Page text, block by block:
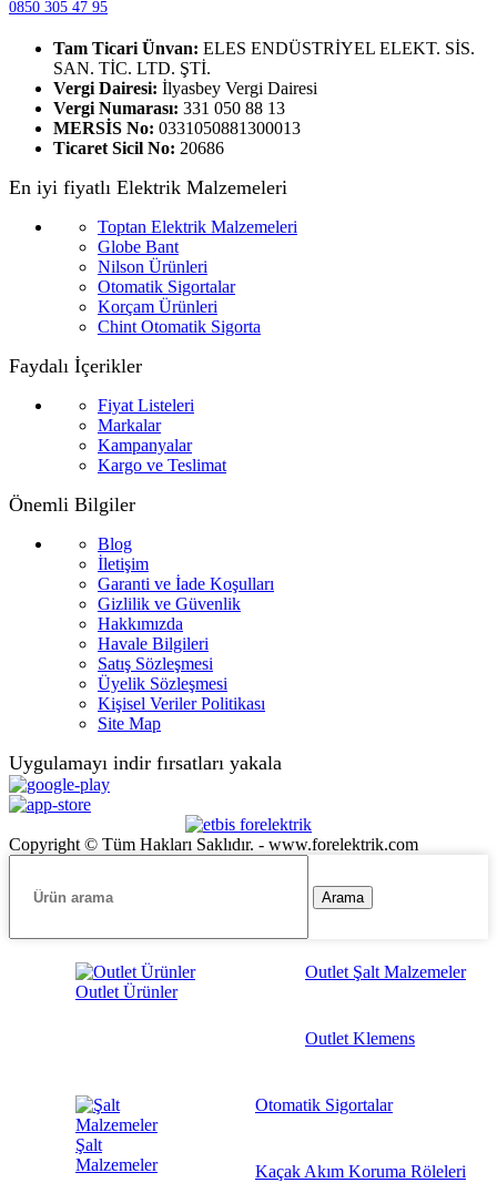
0850 305 47 95
Tam Ticari Ünvan: ELES ENDÜSTRİYEL ELEKT. SİS.
SAN. TİC. LTD. ŞTİ.
Vergi Dairesi: İlyasbey Vergi Dairesi
Vergi Numarası: 331 050 88 13
MERSİS No: 0331050881300013
Ticaret Sicil No: 20686
En iyi fiyatlı Elektrik Malzemeleri
Toptan Elektrik Malzemeleri
Globe Bant
Nilson Ürünleri
Otomatik Sigortalar
Korçam Ürünleri
Chint Otomatik Sigorta
Faydalı İçerikler
Fiyat Listeleri
Markalar
Kampanyalar
Kargo ve Teslimat
Önemli Bilgiler
Blog
İletişim
Garanti ve İade Koşulları
Gizlilik ve Güvenlik
Hakkımızda
Havale Bilgileri
Satış Sözleşmesi
Üyelik Sözleşmesi
Kişisel Veriler Politikası
Site Map
Uygulamayı indir fırsatları yakala
Copyright © Tüm Hakları Saklıdır. - www.forelektrik.com
Arama
Outlet Ürünler
Outlet Şalt Malzemeler
Outlet Klemens
Şalt
Malzemeler
Otomatik Sigortalar
Kaçak Akım Koruma Röleleri